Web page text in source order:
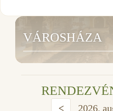
VÁROSHÁZA
< 2026.